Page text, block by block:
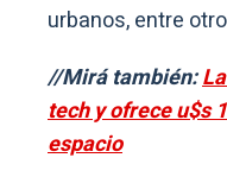
urbanos, entre
//Mirá también:
tech y ofrece u$s
espacio